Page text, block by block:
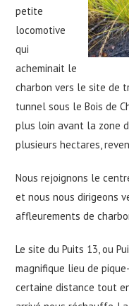
petite
locomotive
qui
acheminait le
charbon vers le site de
tunnel sous le Bois de
plus loin avant la zone
plusieurs hectares,
Nous rejoignons le
et nous nous dirigeons
affleurements de
Le site du Puits 13, ou
magnifique lieu de
certaine distance tout